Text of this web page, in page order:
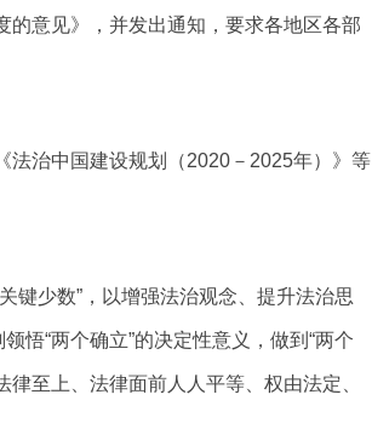
意见》，并发出通知，要求各地区各部
法治中国建设规划（2020－2025年）》等
关键少数”，以增强法治观念、提升法治思
悟“两个确立”的决定性意义，做到“两个
至上、法律面前人人平等、权由法定、